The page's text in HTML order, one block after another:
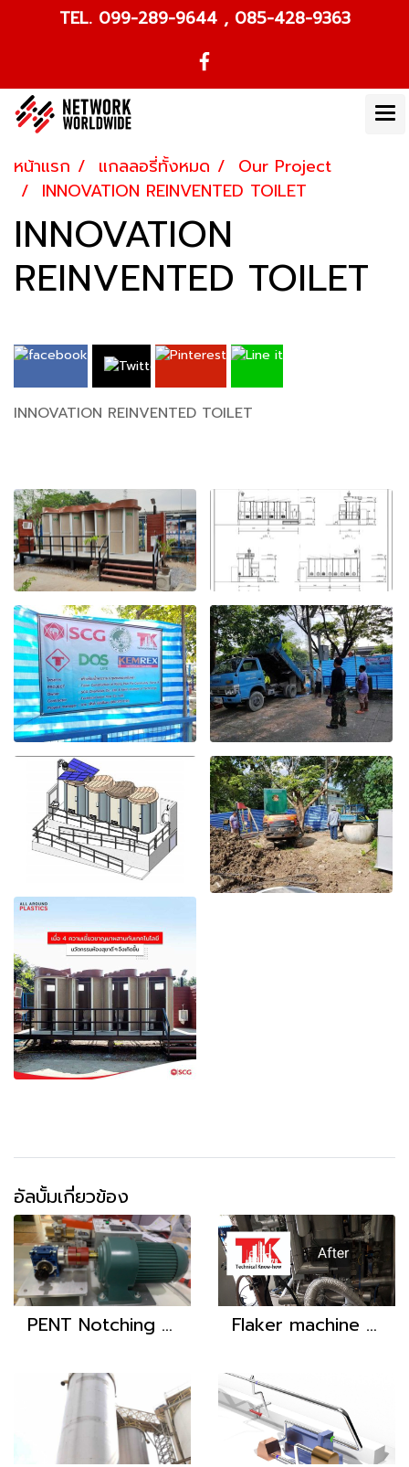
TEL. 099-289-9644 , 085-428-9363
หน้าแรก แกลลอรี่ทั้งหมด
Our Project
INNOVATION REINVENTED TOILET
INNOVATION
REINVENTED TOILET
INNOVATION REINVENTED TOILET
อัลบั้มเกี่ยวข้อง
PENT Notching Device, Bench Top Unit Flaker machine for wax